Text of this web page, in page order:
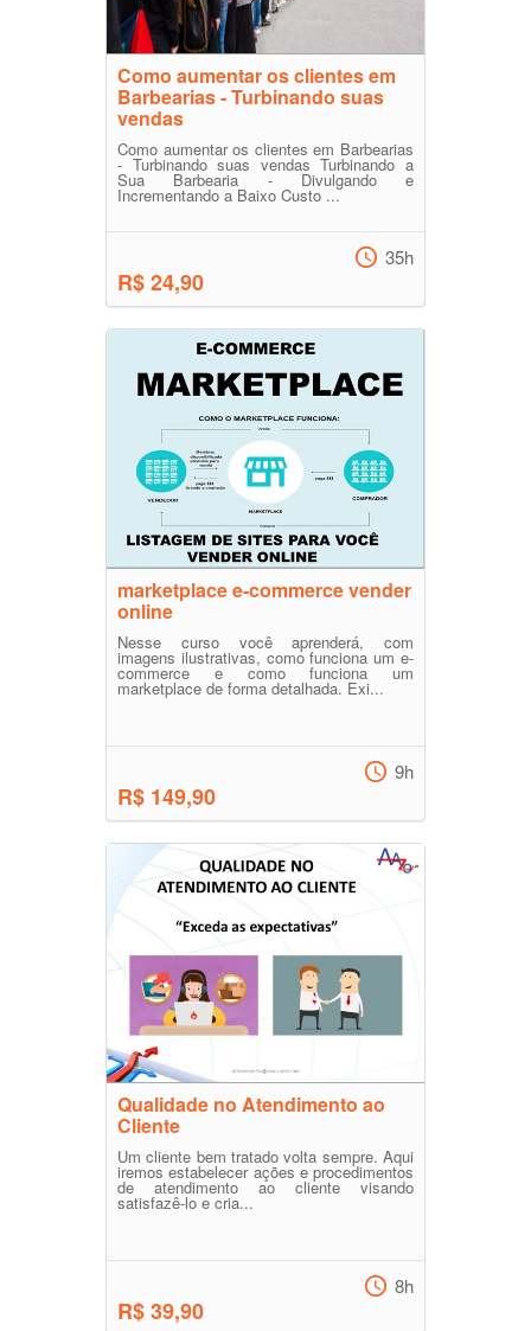
Como aumentar os clientes em
Barbearias - Turbinando suas
vendas
Como aumentar os clientes em Barbearias
- Turbinando suas vendas Turbinando a
Sua Barbearia - Divulgando e
Incrementando a Baixo Custo ...
R$ 24,90
35h
marketplace e-commerce vender
online
Nesse curso você aprenderá, com
imagens ilustrativas, como funciona um e-
commerce e como funciona um
marketplace de forma detalhada. Exi...
R$ 149,90
9h
Qualidade no Atendimento ao
Cliente
Um cliente bem tratado volta sempre. Aqui
iremos estabelecer ações e procedimentos
de atendimento ao cliente visando
satisfazê-lo e cria...
R$ 39,90
8h